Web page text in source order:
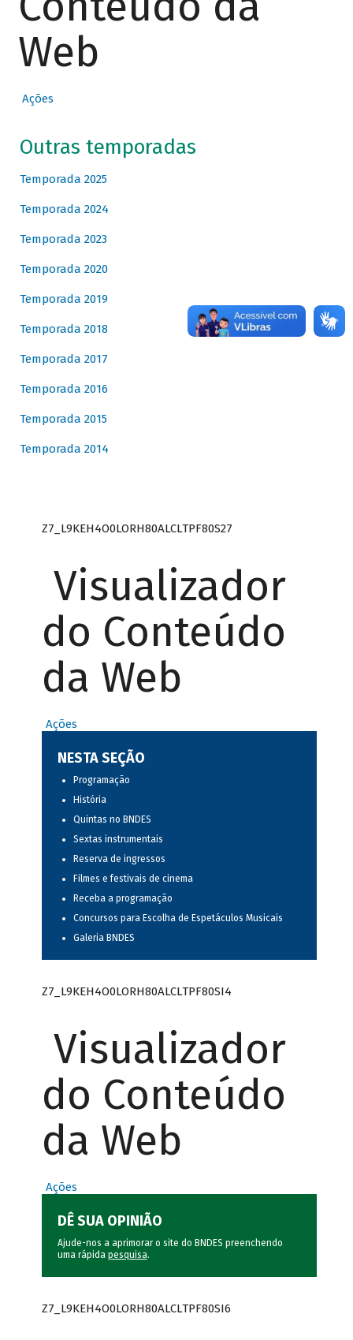
Web
Ações
Outras temporadas
Temporada 2025
Temporada 2024
Temporada 2023
Temporada 2020
Temporada 2019
Temporada 2018
Temporada 2017
Temporada 2016
Temporada 2015
Temporada 2014
Z7_L9KEH4O0LORH80ALCLTPF80S27
Visualizador
do Conteúdo
da Web
Ações
NESTA SEÇÃO
Programação
História
Quintas no BNDES
Sextas instrumentais
Reserva de ingressos
Filmes e festivais de cinema
Receba a programação
Concursos para Escolha de Espetáculos Musicais
Galeria BNDES
Z7_L9KEH4O0LORH80ALCLTPF80SI4
Visualizador
do Conteúdo
da Web
Ações
DÊ SUA OPINIÃO
Ajude-nos a aprimorar o site do BNDES preenchendo
uma rápida pesquisa.
Z7_L9KEH4O0LORH80ALCLTPF80SI6